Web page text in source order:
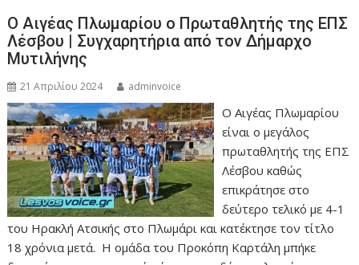
Ο Αιγέας Πλωμαρίου ο Πρωταθλητής της ΕΠΣ
Λέσβου | Συγχαρητήρια από τον Δήμαρχο
Μυτιλήνης
21 Απριλίου 2024 adminvoice
Ο Αιγέας Πλωμαρίου
είναι ο μεγάλος
πρωταθλητής της ΕΠΣ
Λέσβου καθώς
επικράτησε στο
δεύτερο τελικό με 4-1
του Ηρακλή Ατσικής στο Πλωμάρι και κατέκτησε τον τίτλο
18 χρόνια μετά. Η ομάδα του Προκόπη Καρτάλη μπήκε